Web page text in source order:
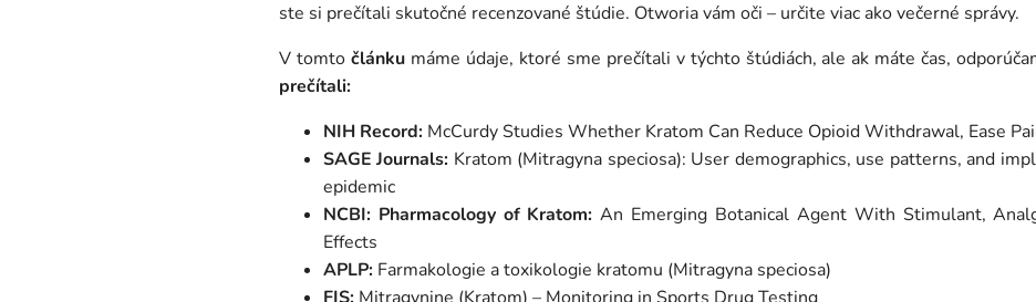
ste si prečítali skutočné recenzované štúdie. Otworia vám oči – určite viac ako večerné správy.
V tomto článkumáme údaje, ktoré sme prečítali v týchto štúdiách, ale ak máte čas,
prečítali:
NIH Record: McCurdy Studies Whether Kratom Can Reduce Opioid Withdrawal, Ease
SAGE Journals: Kratom (Mitragyna speciosa): User demographics, use patterns, and
epidemic
NCBI: Pharmacology of Kratom: An Emerging Botanical Agent With Stimulant,
Effects
APLP: Farmakologie a toxikologie kratomu (Mitragyna speciosa)